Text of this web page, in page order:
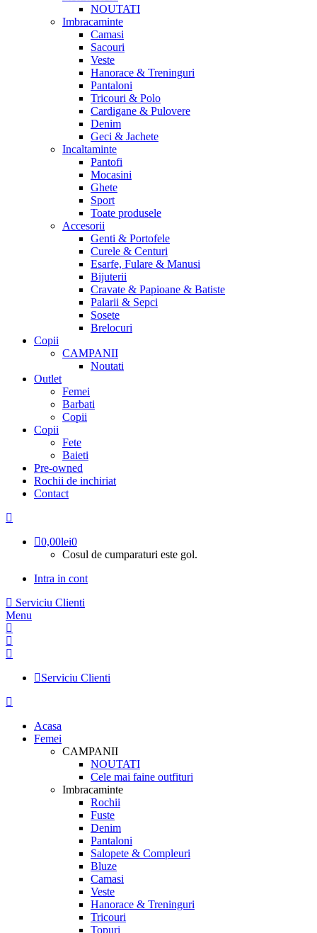
NOUTATI
Imbracaminte
Camasi
Sacouri
Veste
Hanorace & Treninguri
Pantaloni
Tricouri & Polo
Cardigane & Pulovere
Denim
Geci & Jachete
Incaltaminte
Pantofi
Mocasini
Ghete
Sport
Toate produsele
Accesorii
Genti & Portofele
Curele & Centuri
Esarfe, Fulare & Manusi
Bijuterii
Cravate & Papioane & Batiste
Palarii & Sepci
Sosete
Brelocuri
Copii
CAMPANII
Noutati
Outlet
Femei
Barbati
Copii
Copii
Fete
Baieti
Pre-owned
Rochii de inchiriat
Contact
0,00lei0
Cosul de cumparaturi este gol.
Intra in cont
Serviciu Clienti
Menu
Serviciu Clienti
Acasa
Femei
CAMPANII
NOUTATI
Cele mai faine outfituri
Imbracaminte
Rochii
Fuste
Denim
Pantaloni
Salopete & Compleuri
Bluze
Camasi
Veste
Hanorace & Treninguri
Tricouri
Topuri